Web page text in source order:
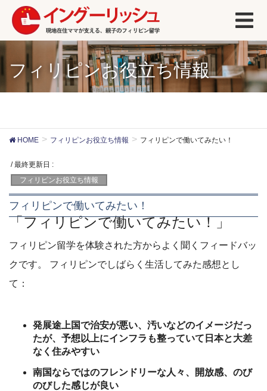
フィリピンお役立ち情報
HOME フィリピンお役立ち情報 フィリピンで働いてみたい！
/ 最終更新日 :
フィリピンお役立ち情報
フィリピンで働いてみたい！
「フィリピンで働いてみたい！」
フィリピン留学を体験された方からよく聞くフィードバッ
クです。 フィリピンでしばらく生活してみた感想とし
て：
発展途上国で治安が悪い、汚いなどのイメージだっ
たが、予想以上にインフラも整っていて日本と大差
なく住みやすい
南国ならではのフレンドリーな人々、開放感、のび
のびした感じが良い